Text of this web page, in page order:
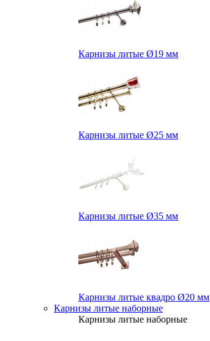
Карнизы литые Ø19 мм
Карнизы литые Ø25 мм
Карнизы литые Ø35 мм
Карнизы литые квадро Ø20 мм
Карнизы литые наборные
Карнизы литые наборные